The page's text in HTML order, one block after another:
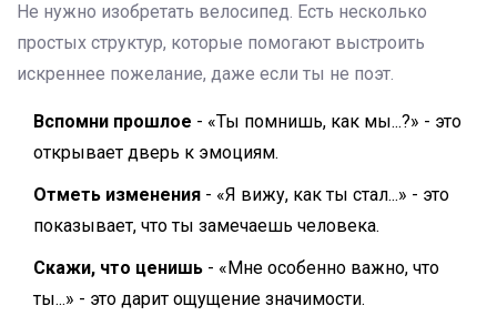
Не нужно изобретать велосипед. Есть несколько
простых структур, которые помогают выстроить
искреннее пожелание, даже если ты не поэт.
Вспомни прошлое - «Ты помнишь, как мы...?» - это
открывает дверь к эмоциям.
Отметь изменения - «Я вижу, как ты стал...» - это
показывает, что ты замечаешь человека.
Скажи, что ценишь - «Мне особенно важно, что
ты...» - это дарит ощущение значимости.